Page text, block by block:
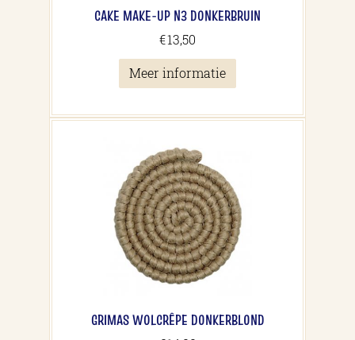
CAKE MAKE-UP N3 DONKERBRUIN
€13,50
Meer informatie
GRIMAS WOLCRÊPE DONKERBLOND